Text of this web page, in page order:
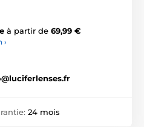
à partir de 69,99 €
›
24 mois